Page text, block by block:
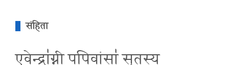
संहिता
ए॒वेन्द्रा॑ग्नी पपि॒वांसा॑ सु॒तस्य॒